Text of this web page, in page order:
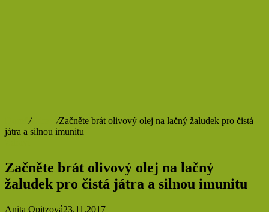
/Zdraví /Začněte brát olivový olej na lačný žaludek pro čistá
játra a silnou imunitu
Začněte brát olivový olej na lačný
žaludek pro čistá játra a silnou imunitu
Anita Opitzová23.11.2017